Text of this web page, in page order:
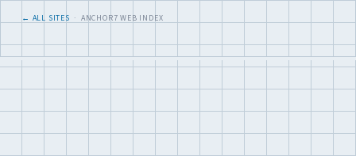
← ALL SITES · ANCHOR7 WEB INDEX